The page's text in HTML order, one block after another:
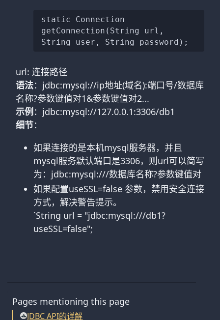
static Connection
getConnection(String url,
url: 连接路径
语法：jdbc:mysql://ip地址(域名):端口号/数据库
名称?参数键值对1&参数键值对2...
示例 ：jdbc:mysql://127.0.0.1:3306/db1
细节：
如果连接的是本机mysql服务器，并且
mysql服务默认端口是3306，则url可以简写
为：jdbc:mysql:///数据库名称?参数键值对
如果配置useSSL=false 参数，禁用安全连接
方式，解决警告提示。
`String url = "jdbc:mysql:///db1?
useSSL=false";
Pages mentioning this page
JDBC API的详解